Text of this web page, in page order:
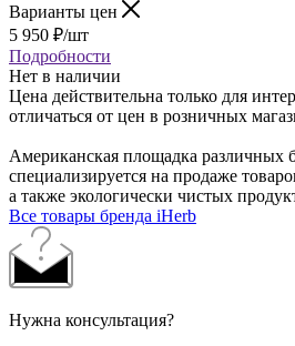
Варианты цен
5 950 ₽/шт
Подробности
Нет в наличии
Цена действительна только для
отличаться от цен в розничных
Американская площадка различных
специализируется на продаже
а также экологически чистых
Все товары бренда iHerb
Нужна консультация?